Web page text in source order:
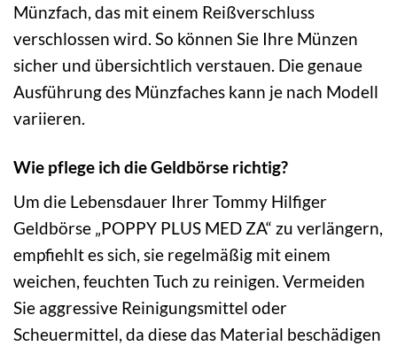
Münzfach, das mit einem Reißverschluss
verschlossen wird. So können Sie Ihre Münzen
sicher und übersichtlich verstauen. Die genaue
Ausführung des Münzfaches kann je nach Modell
variieren.
Wie pflege ich die Geldbörse richtig?
Um die Lebensdauer Ihrer Tommy Hilfiger
Geldbörse „POPPY PLUS MED ZA“ zu verlängern,
empfiehlt es sich, sie regelmäßig mit einem
weichen, feuchten Tuch zu reinigen. Vermeiden
Sie aggressive Reinigungsmittel oder
Scheuermittel, da diese das Material beschädigen